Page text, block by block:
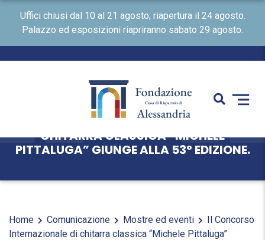
Uffici chiusi dal 10 al 21 agosto; riapertura il 24 agosto.
Palazzo ed esposizioni riapriranno sabato 29 agosto.
IL CONCORSO INTERNAZIONALE DI
CHITARRA CLASSICA “MICHELE
PITTALUGA” GIUNGE ALLA 53° EDIZIONE.
Home Comunicazione Mostre ed eventi
Il Concorso
Internazionale di chitarra classica “Michele Pittaluga”